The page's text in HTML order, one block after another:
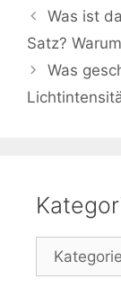
Beitrags-
Navigation
Was ist
Satz?
Was
Kategorien